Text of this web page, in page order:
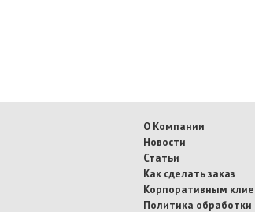
О Компании
Новости
Статьи
Как сделать заказ
Корпоративным
Политика